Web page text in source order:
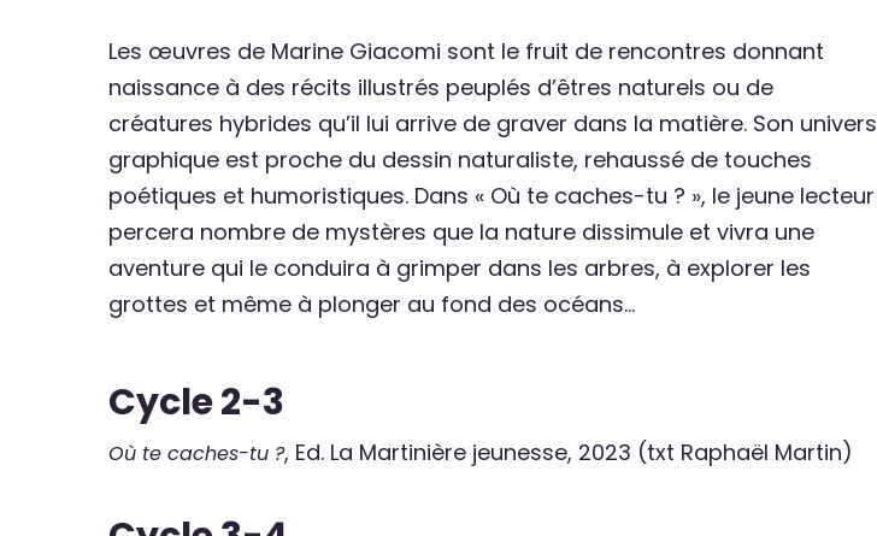
Les œuvres de Marine Giacomi sont le fruit de rencontres donnant
naissance à des récits illustrés peuplés d’êtres naturels ou de
créatures hybrides qu’il lui arrive de graver dans la matière. Son univers
graphique est proche du dessin naturaliste, rehaussé de touches
poétiques et humoristiques. Dans « Où te caches-tu ? », le jeune lecteur
percera nombre de mystères que la nature dissimule et vivra une
aventure qui le conduira à grimper dans les arbres, à explorer les
grottes et même à plonger au fond des océans…
Cycle 2-3
Où te caches-tu ?, Ed. La Martinière jeunesse, 2023 (txt Raphaël Martin)